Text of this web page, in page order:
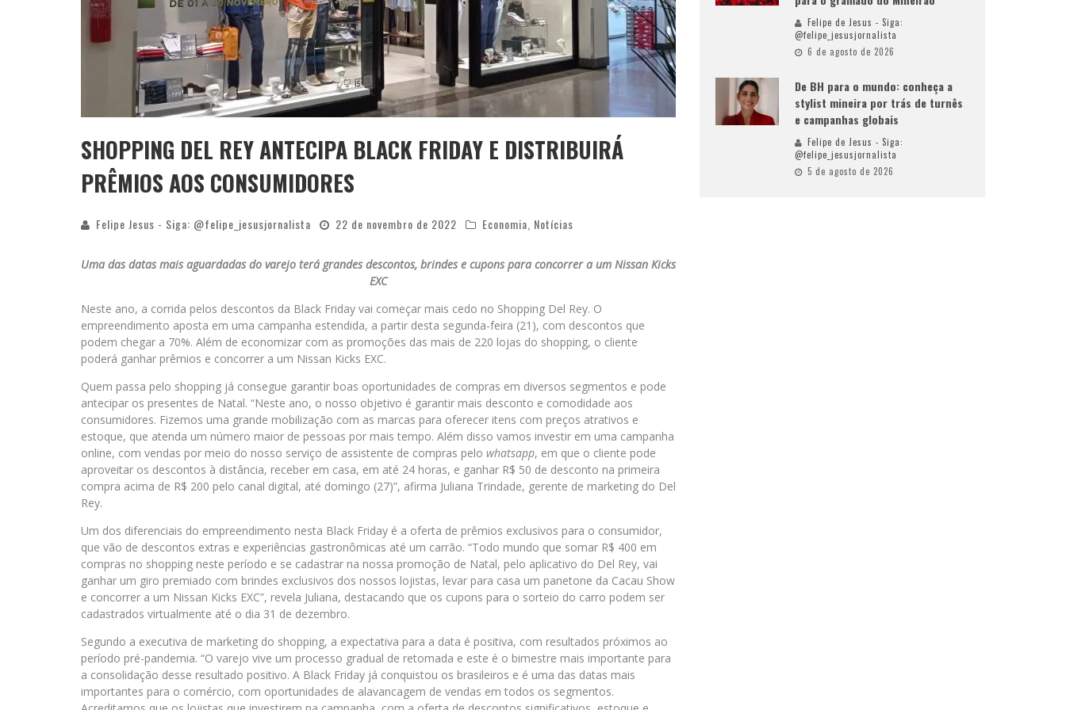
SHOPPING DEL REY ANTECIPA BLACK FRIDAY E DISTRIBUIRÁ
PRÊMIOS AOS CONSUMIDORES
Felipe Jesus - Siga: @felipe_jesusjornalista 22 de novembro de 2022 Economia Notícias
Uma das datas mais aguardadas do varejo terá grandes descontos, brindes e cupons para concorrer a um Nissan Kicks
EXC
Neste ano, a corrida pelos descontos da Black Friday vai começar mais cedo no Shopping Del Rey. O
empreendimento aposta em uma campanha estendida, a partir desta segunda-feira (21), com descontos que
podem chegar a 70%. Além de economizar com as promoções das mais de 220 lojas do shopping, o cliente
poderá ganhar prêmios e concorrer a um Nissan Kicks EXC.
Quem passa pelo shopping já consegue garantir boas oportunidades de compras em diversos segmentos e pode
antecipar os presentes de Natal. “Neste ano, o nosso objetivo é garantir mais desconto e comodidade aos
consumidores. Fizemos uma grande mobilização com as marcas para oferecer itens com preços atrativos e
estoque, que atenda um número maior de pessoas por mais tempo. Além disso vamos investir em uma campanha
online, com vendas por meio do nosso serviço de assistente de compras pelo whatsapp, em que o cliente pode
aproveitar os descontos à distância, receber em casa, em até 24 horas, e ganhar R$ 50 de desconto na primeira
compra acima de R$ 200 pelo canal digital, até domingo (27)”, afirma Juliana Trindade, gerente de marketing do Del
Rey.
Um dos diferenciais do empreendimento nesta Black Friday é a oferta de prêmios exclusivos para o consumidor,
que vão de descontos extras e experiências gastronômicas até um carrão. “Todo mundo que somar R$ 400 em
compras no shopping neste período e se cadastrar na nossa promoção de Natal, pelo aplicativo do Del Rey, vai
ganhar um giro premiado com brindes exclusivos dos nossos lojistas, levar para casa um panetone da Cacau Show
e concorrer a um Nissan Kicks EXC”, revela Juliana, destacando que os cupons para o sorteio do carro podem ser
cadastrados virtualmente até o dia 31 de dezembro.
Segundo a executiva de marketing do shopping, a expectativa para a data é positiva, com resultados próximos ao
período pré-pandemia. “O varejo vive um processo gradual de retomada e este é o bimestre mais importante para
a consolidação desse resultado positivo. A Black Friday já conquistou os brasileiros e é uma das datas mais
importantes para o comércio, com oportunidades de alavancagem de vendas em todos os segmentos.
Felipe de Jesus - Siga:
@felipe_jesusjornalista
6 de agosto de 2026
De BH para o mundo: conheça a
stylist mineira por trás de turnês
e campanhas globais
Felipe de Jesus - Siga:
@felipe_jesusjornalista
5 de agosto de 2026